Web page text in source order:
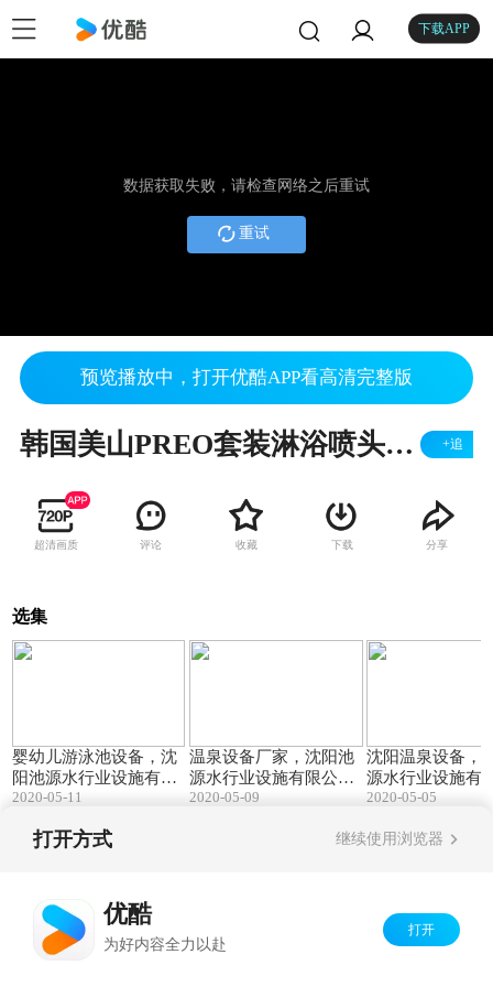
下载APP
数据获取失败，请检查网络之后重试
重试
预览播放中，打开优酷APP看高清完整版
韩国美山PREO套装淋浴喷头，沈阳池润桑拿设备有限公司，坐式淋浴头，站式淋浴头安装 +追
超清画质 评论 收藏 下载 分享
选集
婴幼儿游泳池设备，沈
阳池源水行业设施有限
公司，温泉设备厂家，
设计
2020-05-11
温泉设备厂家，沈阳池
源水行业设施有限公
司，温泉浴池设备，温
2020-05-09
沈阳温泉设备，
源水行业设施有
司，温泉洗浴设
2020-05-05
打开方式 继续使用浏览器
优酷
为好内容全力以赴
打开